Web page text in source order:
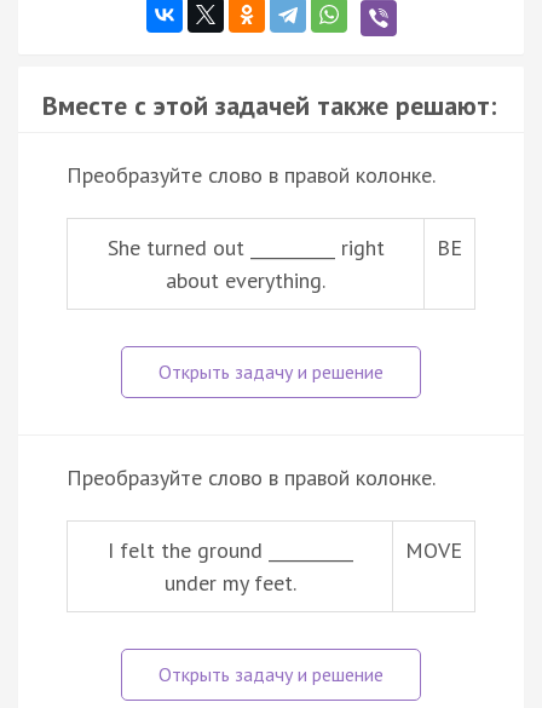
Вместе с этой задачей также решают:
Преобразуйте слово в правой колонке.
She turned out __________ right
about everything.
BE
Преобразуйте слово в правой колонке.
I felt the ground __________
under my feet.
MOVE